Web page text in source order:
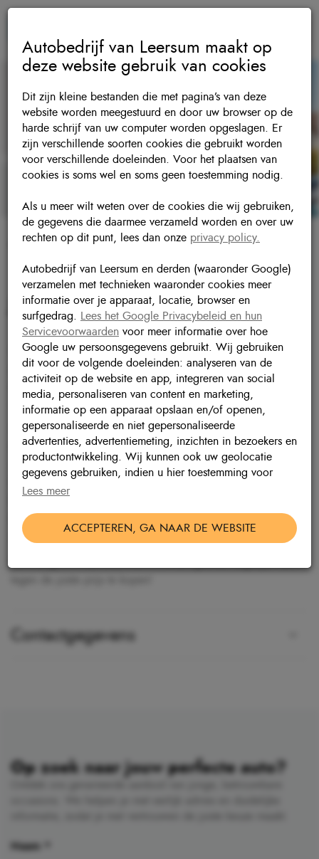
Verkoop
Jouw ideale auto staat bij ons
In de showroom van Autobedrijf van Leersum kunt u ons
gevarieerde aanbod auto's bekijken. Wij hebben een breed
aanbod met jonge gebruikte auto's, die afkomstig zijn uit ons
uitgebreide dealer netwerk.
Wij kunnen u de juiste informatie over de staat en de
herkomst van de wagens verschaffen. U koopt namelijk niet
dagelijks een auto en wij willen u daarom voorzien van alle
benodigde informatie, zodat u zelf een weloverwogen keuze
kunt maken. Staat de auto van uw dromen momenteel niet
tussen ons aanbod? Laat het ons weten. Mogelijk kunnen wij
deze auto vinden in ons dealer netwerk.
Contactgegevens
Op zoek naar jouw perfecte auto?
Naam
Autobedrijf van Leersum maakt op
deze website gebruik van cookies
Dit zijn kleine bestanden die met pagina’s van deze
website worden meegestuurd en door uw browser op de
harde schrijf van uw computer worden opgeslagen. Er
zijn verschillende soorten cookies die gebruikt worden
voor verschillende doeleinden. Voor het plaatsen van
cookies is soms wel en soms geen toestemming nodig.
Als u meer wilt weten over de cookies die wij gebruiken,
de gegevens die daarmee verzameld worden en over uw
rechten op dit punt, lees dan onze privacy policy.
Autobedrijf van Leersum en derden (waaronder Google)
verzamelen met technieken waaronder cookies meer
informatie over je apparaat, locatie, browser en
surfgedrag. Lees het Google Privacybeleid en hun
Servicevoorwaarden voor meer informatie over hoe
Google uw persoonsgegevens gebruikt. Wij gebruiken
dit voor de volgende doeleinden: analyseren van de
activiteit op de website en app, integreren van social
media, personaliseren van content en marketing,
informatie op een apparaat opslaan en/of openen,
gepersonaliseerde en niet gepersonaliseerde
advertenties, advertentiemeting, inzichten in bezoekers en
productontwikkeling. Wij kunnen ook uw geolocatie
gegevens gebruiken, indien u hier toestemming voor
geeft.
Geef toestemming of stel uw eigen keuze in
instellingen.Lees meer in onzeprivacy policy.
Lees meer
ACCEPTEREN, GA NAAR DE WEBSITE